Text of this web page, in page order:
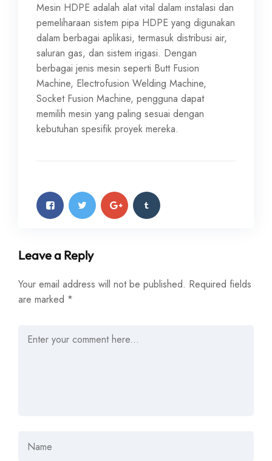
Mesin HDPE adalah alat vital dalam instalasi dan
pemeliharaan sistem pipa HDPE yang digunakan
dalam berbagai aplikasi, termasuk distribusi air,
saluran gas, dan sistem irigasi. Dengan
berbagai jenis mesin seperti Butt Fusion
Machine, Electrofusion Welding Machine,
Socket Fusion Machine, pengguna dapat
memilih mesin yang paling sesuai dengan
kebutuhan spesifik proyek mereka.
Leave a Reply
Your email address will not be published. Required fields
are marked *